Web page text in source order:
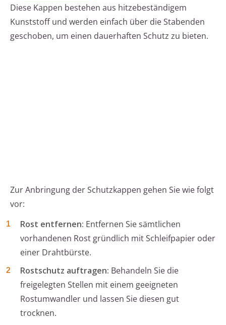
Diese Kappen bestehen aus hitzebeständigem
Kunststoff und werden einfach über die Stabenden
geschoben, um einen dauerhaften Schutz zu bieten.
Zur Anbringung der Schutzkappen gehen Sie wie folgt
vor:
Rost entfernen: Entfernen Sie sämtlichen
vorhandenen Rost gründlich mit Schleifpapier oder
einer Drahtbürste.
Rostschutz auftragen: Behandeln Sie die
freigelegten Stellen mit einem geeigneten
Rostumwandler und lassen Sie diesen gut
trocknen.